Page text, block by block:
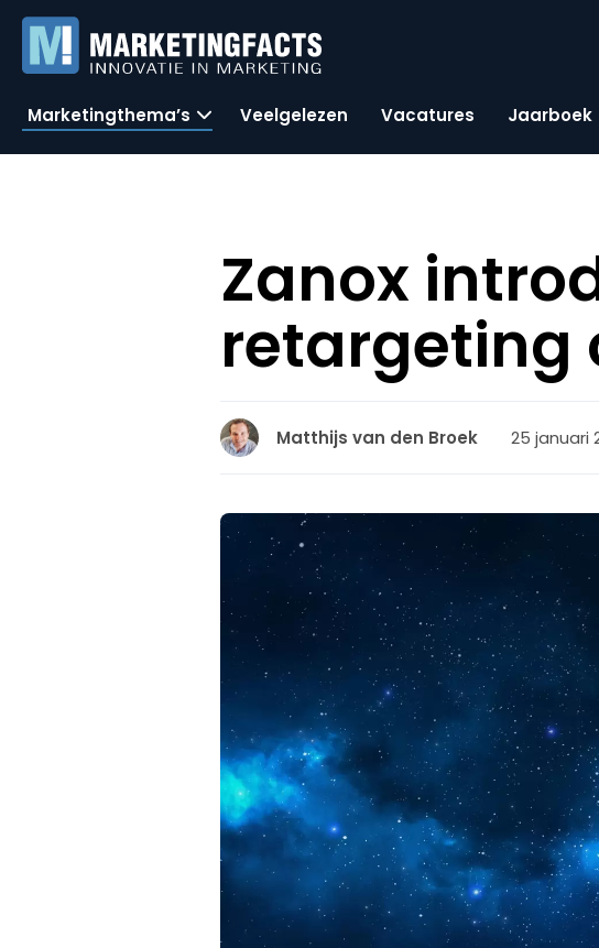
Marketingthema’s Veelgelezen Vacatures Jaarboek
Zanox
retargeting
Matthijs van den Broek 25 januari